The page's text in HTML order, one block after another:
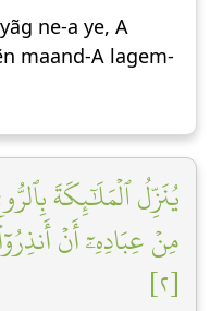
ne-a ye, A
maand-A lagem-
يُنَزِّلُ ٱلۡمَلَٰٓئِكَةَ
مِنۡ عِبَادِهِۦٓ أَنۡ
[٢]